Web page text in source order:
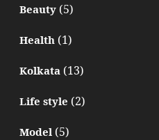
Beauty(5)
Health(1)
Kolkata(13)
Life style (2)
Model(5)